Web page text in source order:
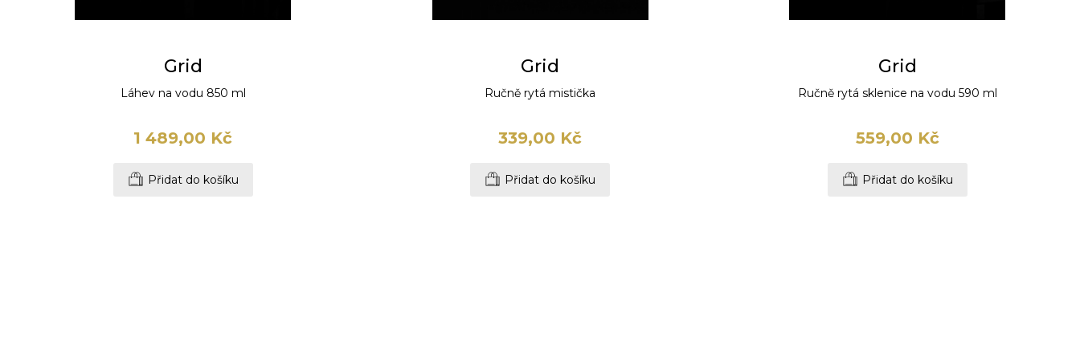
Grid
Láhev na vodu 850 ml
1 489,00 Kč
Přidat do košíku
Grid
Ručně rytá mistička
339,00 Kč
Přidat do košíku
Grid
Ručně rytá sklenice na vodu 590 ml
559,00 Kč
Přidat do košíku